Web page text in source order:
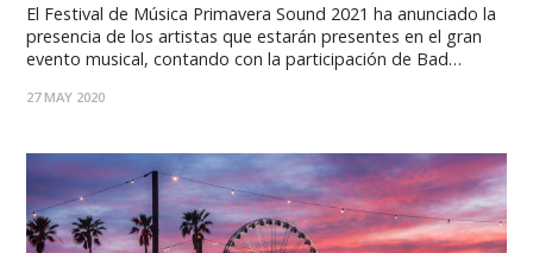
El Festival de Música Primavera Sound 2021 ha anunciado la
presencia de los artistas que estarán presentes en el gran
evento musical, contando con la participación de Bad
unas horas, la organización del festival anunció el cartel de
27 MAY 2020